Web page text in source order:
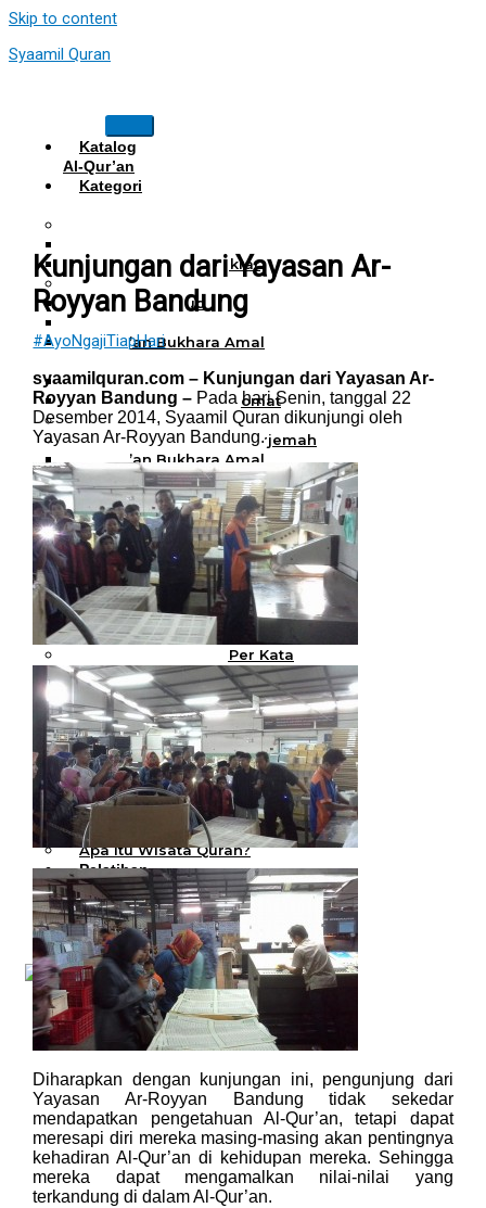
Skip to content
Syaamil Quran
Katalog
Al-Qur’an
Kategori
Al Quran Hafalan Tikrar
Al Quran Tematik
Mushaf Tahajud
Quran Hijrah
Al-Qur’an Bukhara Amal
Al Quran Haji Umrah
Mushaf Tilawah Maqomat
Al Quran Terjemah
Al Quran Tajwid dan Terjemah
Al-Qur’an Bukhara Amal
Harian
Al Quran Tajwid Terjemah
Bukhara A6
Al Quran Tajwid Terjemah
Bukhara A5
Al Quran Tajwid Terjemah
Bukhara B5
Al Quran Spesial Wanita
Al Quran Spesial Wanita Azalia
Al Quran Terjemah Per Kata
Al Quran Tilawah
Mushaf Tilawah Quba
Al Quran Transliterasi Latin
Kemitraan
Rumah Syaamil
Wholesale & Retail
Al Quran Customize
Wisata
Quran
Apa itu Wisata Quran?
Pelatihan
Kequranan
Apa itu Pelatihan Quran?
Trainer Syaamil Quran
X
Kunjungan dari Yayasan Ar-
Royyan Bandung
#AyoNgajiTiapHari
syaamilquran.com – Kunjungan dari Yayasan Ar-
Royyan Bandung – Pada hari Senin, tanggal 22
Desember 2014, Syaamil Quran dikunjungi oleh
Yayasan Ar-Royyan Bandung.
Diharapkan dengan kunjungan ini, pengunjung dari
Yayasan Ar-Royyan Bandung tidak sekedar
mendapatkan pengetahuan Al-Qur’an, tetapi dapat
meresapi diri mereka masing-masing akan pentingnya
kehadiran Al-Qur’an di kehidupan mereka. Sehingga
mereka dapat mengamalkan nilai-nilai yang
terkandung di dalam Al-Qur’an.